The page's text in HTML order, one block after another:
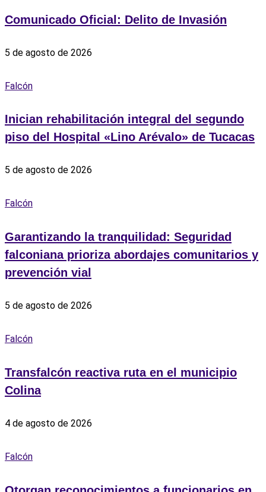
Comunicado Oficial: Delito de Invasión
5 de agosto de 2026
Falcón
Inician rehabilitación integral del segundo
piso del Hospital «Lino Arévalo» de Tucacas
5 de agosto de 2026
Falcón
Garantizando la tranquilidad: Seguridad
falconiana prioriza abordajes comunitarios y
prevención vial
5 de agosto de 2026
Falcón
Transfalcón reactiva ruta en el municipio
Colina
4 de agosto de 2026
Falcón